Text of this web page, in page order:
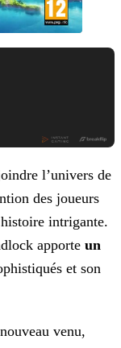
l’univers de
des joueurs
histoire intrigante.
apporte un
et son
venu,